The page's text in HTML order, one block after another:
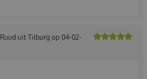
Ruud uit Tilburg op 04-02-